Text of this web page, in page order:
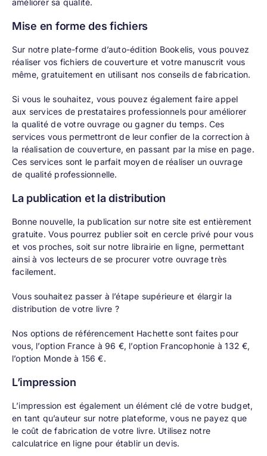
Mise en forme des fichiers
Sur notre plate-forme d’auto-édition Bookelis, vous pouvez
réaliser vos fichiers de couverture et votre manuscrit vous
même, gratuitement en utilisant nos conseils de fabrication.
Si vous le souhaitez, vous pouvez également faire appel
aux services de prestataires professionnels pour améliorer
la qualité de votre ouvrage ou gagner du temps. Ces
services vous permettront de leur confier de la correction à
la réalisation de couverture, en passant par la mise en page.
Ces services sont le parfait moyen de réaliser un ouvrage
de qualité professionnelle.
La publication et la distribution
Bonne nouvelle, la publication sur notre site est entièrement
gratuite. Vous pourrez publier soit en cercle privé pour vous
et vos proches, soit sur notre librairie en ligne, permettant
ainsi à vos lecteurs de se procurer votre ouvrage très
facilement.
Vous souhaitez passer à l’étape supérieure et élargir la
distribution de votre livre ?
Nos options de référencement Hachette sont faites pour
vous, l’option France à 96 €, l’option Francophonie à 132 €,
l’option Monde à 156 €.
L’impression
L’impression est également un élément clé de votre budget,
en tant qu’auteur sur notre plateforme, vous ne payez que
le coût de fabrication de votre livre. Utilisez notre
calculatrice en ligne pour établir un devis.